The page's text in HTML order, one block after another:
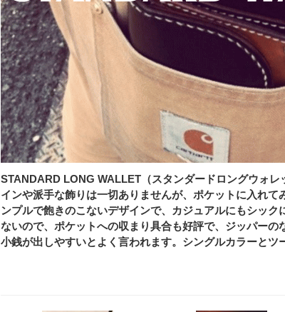
STANDARD LONG WALLET（スタンダードロングウォ
インや派手な飾りは一切ありませんが、ポケットに入れ
ンプルで飽きのこないデザインで、カジュアルにもシッ
ないので、ポケットへの収まり具合も好評で、ジッパー
小銭が出しやすいとよく言われます。シングルカラーとツ